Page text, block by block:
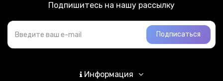
Подпишитесь на нашу рассылку
Подписаться
Информация